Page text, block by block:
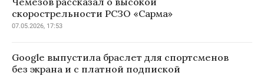
скорострельности РСЗО «Сарма»
07.05.2026, 17:53
Google выпустила браслет для спортсменов
без экрана и с платной подпиской